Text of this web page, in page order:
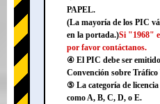
PAPEL.
(La mayoría de los PIC
en la portada.)Si "1968"
por favor contáctanos.
④ El PIC debe ser
Convención sobre
⑤ La categoría de
como A, B, C, D, o E.